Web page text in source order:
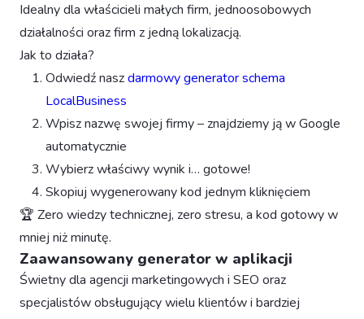
Idealny dla właścicieli małych firm, jednoosobowych
działalności oraz firm z jedną lokalizacją.
Jak to działa?
Odwiedź naszdarmowy generator schema
LocalBusiness
Wpisz nazwę swojej firmy – znajdziemy ją w Google
automatycznie
Wybierz właściwy wynik i… gotowe!
Skopiuj wygenerowany kod jednym kliknięciem
🏆 Zero wiedzy technicznej, zero stresu, a kod gotowy w
mniej niż minutę.
Zaawansowany generator w aplikacji
Świetny dla agencji marketingowych i SEO oraz
specjalistów obsługujący wielu klientów i bardziej